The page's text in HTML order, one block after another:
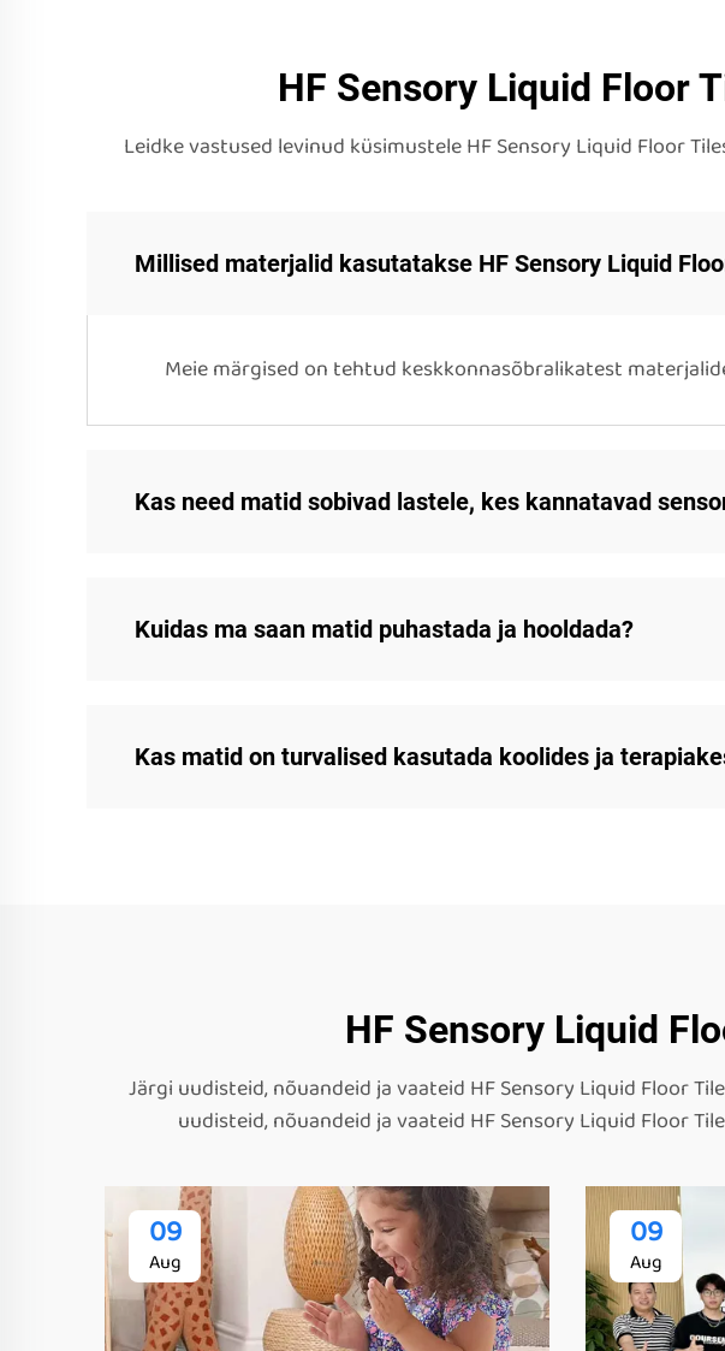
HF Sensory Liquid Floor
Leidke vastused levinud küsimustele HF Sensory Liquid Floor
Millised materjalid kasutatakse HF Sensory Liquid
Meie märgised on tehtud keskkonnasõbralikatest
Kas need matid sobivad lastele, kes kannatavad
Kuidas ma saan matid puhastada ja hooldada?
Kas matid on turvalised kasutada koolides ja
HF Sensory Liquid
Järgi uudisteid, nõuandeid ja vaateid HF Sensory Liquid Floor
uudisteid, nõuandeid ja vaateid HF Sensory Liquid Floor
09
Aug
09
Aug